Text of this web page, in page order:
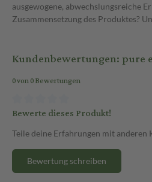
ausgewogene, abwechslungsreiche
Zusammensetzung des Produktes?
Kundenbewertungen: pure
0 von 0 Bewertungen
Bewerte dieses Produkt!
Teile deine Erfahrungen mit anderen
Bewertung schreiben